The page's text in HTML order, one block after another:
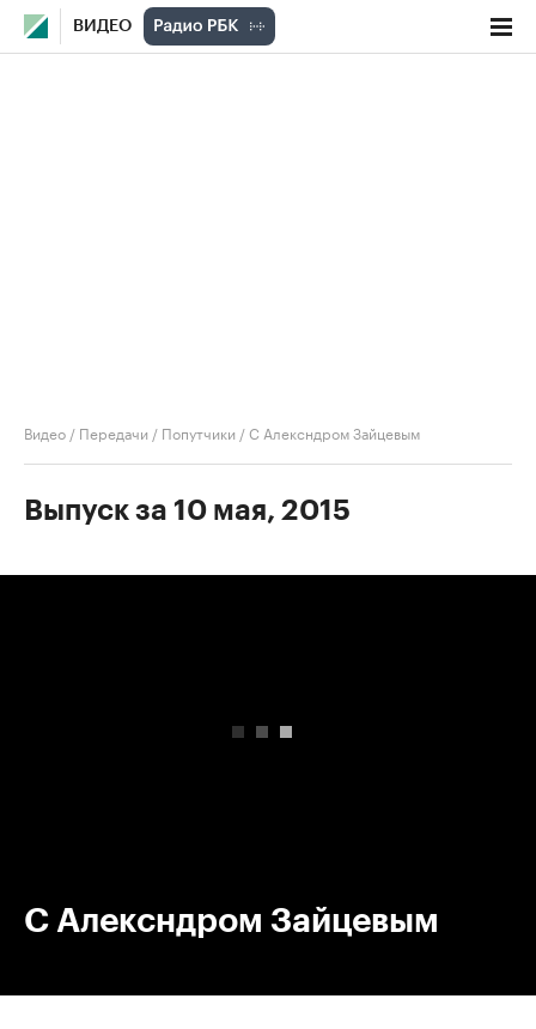
ВИДЕО
Видео / Передачи / Попутчики /С Алексндром Зайцевым
Выпуск за 10 мая, 2015
С Алексндром Зайцевым